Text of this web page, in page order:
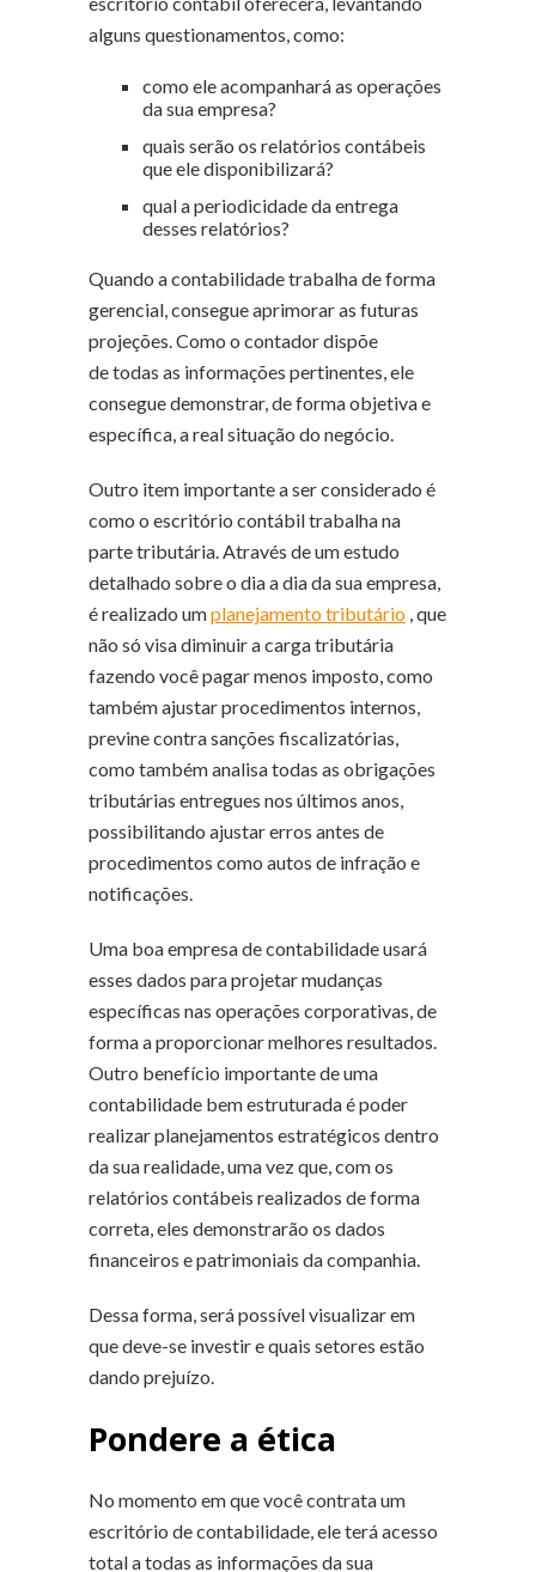
alguns questionamentos, como:
como ele acompanhará as operações
da sua empresa?
quais serão os relatórios contábeis
que ele disponibilizará?
qual a periodicidade da entrega
desses relatórios?
Quando a contabilidade trabalha de forma
gerencial, consegue aprimorar as futuras
projeções. Como o contador dispõe
de todas as informações pertinentes, ele
consegue demonstrar, de forma objetiva e
específica, a real situação do negócio.
Outro item importante a ser considerado é
como o escritório contábil trabalha na
parte tributária. Através de um estudo
detalhado sobre o dia a dia da sua empresa,
é realizado umplanejamento tributário , que
não só visa diminuir a carga tributária
fazendo você pagar menos imposto, como
também ajustar procedimentos internos,
previne contra sanções fiscalizatórias,
como também analisa todas as obrigações
tributárias entregues nos últimos anos,
possibilitando ajustar erros antes de
procedimentos como autos de infração e
notificações.
Uma boa empresa de contabilidade usará
esses dados para projetar mudanças
específicas nas operações corporativas, de
forma a proporcionar melhores resultados.
Outro benefício importante de uma
contabilidade bem estruturada é poder
realizar planejamentos estratégicos dentro
da sua realidade, uma vez que, com os
relatórios contábeis realizados de forma
correta, eles demonstrarão os dados
financeiros e patrimoniais da companhia.
Dessa forma, será possível visualizar em
que deve-se investir e quais setores estão
dando prejuízo.
Pondere a ética
No momento em que você contrata um
escritório de contabilidade, ele terá acesso
total a todas as informações da sua